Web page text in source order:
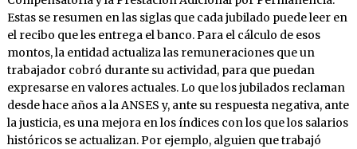
Estas se resumen en las siglas que cada jubilado puede leer en
el recibo que les entrega el banco. Para el cálculo de esos
montos, la entidad actualiza las remuneraciones que un
trabajador cobró durante su actividad, para que puedan
expresarse en valores actuales. Lo que los jubilados reclaman
desde hace años a la ANSES y, ante su respuesta negativa, ante
la justicia, es una mejora en los índices con los que los salarios
históricos se actualizan. Por ejemplo, alguien que trabajó